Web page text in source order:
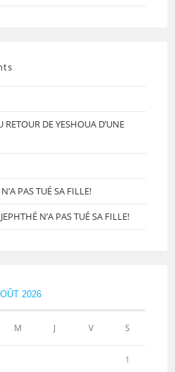
RETOUR DE YESHOUA D’UNE
PAS TUÉ SA FILLE!
N’A PAS TUÉ SA FILLE!
2026
M J V S
1